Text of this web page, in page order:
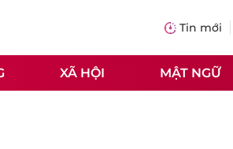
Tin mới
XÃ HỘI MẬT NGỮ